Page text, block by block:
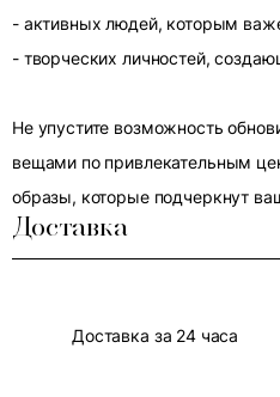
- активных людей, которым
- творческих личностей,
Не упустите возможность
вещами по привлекательным
образы, которые подчеркнут
Доставка
Доставка за 24 часа